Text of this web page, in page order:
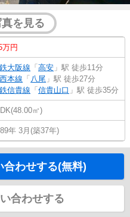
を見る
万円
大阪線 「 高安 」駅 徒歩11分
本線 「 八尾 」駅 徒歩27分
信貴線 「 信貴山口 」駅 徒歩35分
㎡)
年 3月(築37年)
合わせする(無料)
合わせする